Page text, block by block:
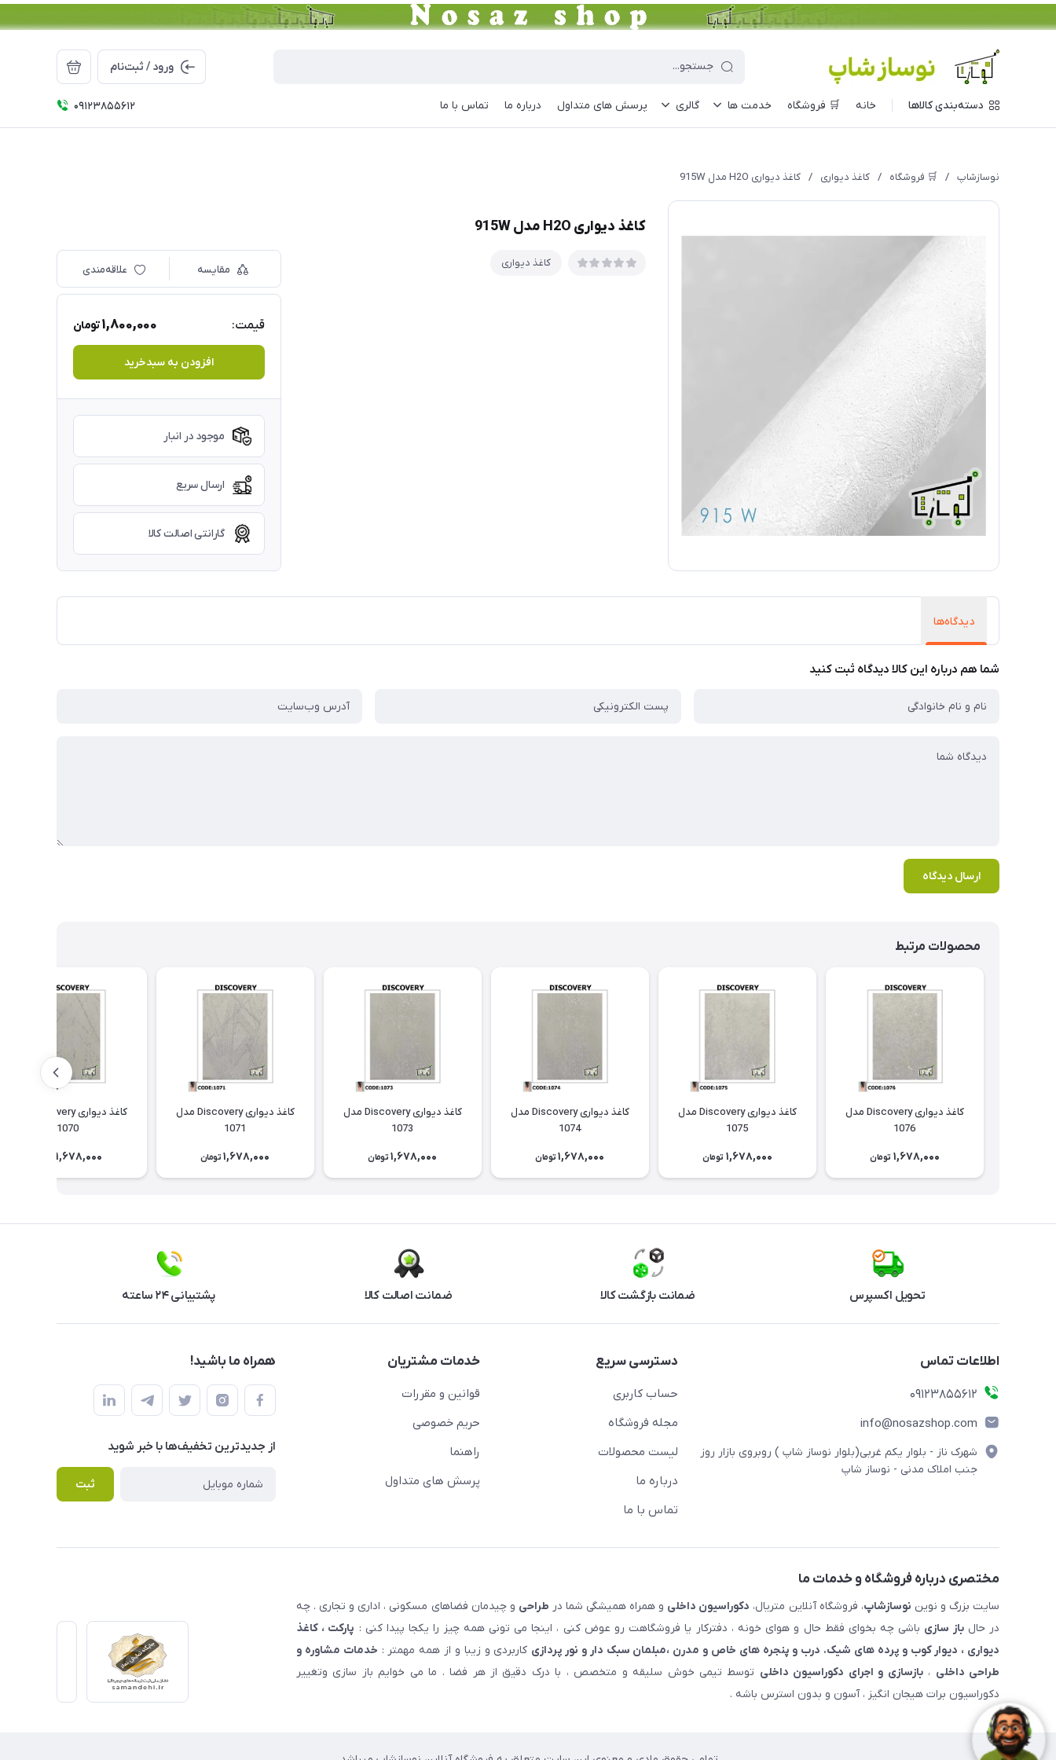
ورود / ثبت‌نام
دسته‌بندی کالاها خانه 🛒 فروشگاه خدمت ها گالری پرسش های متداول درباره ما تماس با ما 09123855612
نوسازشاپ / 🛒 فروشگاه / کاغذ دیواری / کاغذ دیواری H2O مدل 915W
کاغذ دیواری H2O مدل 915W
کاغذ دیواری
مقایسه علاقه‌مندی
قیمت: 1,800,000تومان
افزودن به سبدخرید
موجود در انبار
ارسال سریع
گارانتی اصالت کالا
دیدگاه‌ها
شما هم درباره این کالا دیدگاه ثبت کنید
ارسال دیدگاه
محصولات مرتبط
کاغذ دیواری Discovery مدل
1076
1,678,000 تومان
کاغذ دیواری Discovery مدل
1075
1,678,000 تومان
کاغذ دیواری Discovery مدل
1074
1,678,000 تومان
کاغذ دیواری Discovery مدل
1073
1,678,000 تومان
کاغذ دیواری Discovery مدل
1071
1,678,000 تومان
1070
1,678,000
تحویل اکسپرس ضمانت بازگشت کالا ضمانت اصالت کالا پشتیبانی ۲۴ ساعته
اطلاعات تماس
09123855612
info@nosazshop.com
شهرک ناز - بلوار یکم غربی(بلوار نوساز شاپ ) روبروی بازار روز
جنب املاک مدنی - نوساز شاپ
دسترسی سریع
حساب کاربری
مجله فروشگاه
لیست محصولات
درباره ما
تماس با ما
خدمات مشتریان
قوانین و مقررات
حریم خصوصی
راهنما
پرسش های متداول
همراه ما باشید!
از جدید‌ترین تخفیف‌ها با‌ خبر شوید
ثبت
مختصری درباره فروشگاه و خدمات ما
سایت بزرگ و نوین نوسازشاپ، فروشگاه آنلاین متریال، دکوراسیون داخلی و همراه همیشگی شما در طراحی و چیدمان فضاهای مسکونی ، اداری و تجاری . چه
در حالباز سازی باشی چه بخوای فقط حال و هوای خونه ، دفترکار یا فروشگاهت رو عوض کنی ، اینجا می تونی همه چیز را یکجا پیدا کنی : پارکت ، کاغذ
دیواری ، دیوار کوب و پرده های شیک. درب و پنجره های خاص و مدرن ،مبلمان سبک دار و نور پردازی کاربردی و زیبا و از همه مهمتر : خدمات مشاوره و
طراحی داخلی ،بازسازی و اجرای دکوراسیون داخلی توسط تیمی خوش سلیقه و متخصص ، با درک دقیق از هر فضا . ما می خوایم باز سازی وتغییر
دکوراسیون برات هیجان انگیز ، آسون و بدون استرس باشه .